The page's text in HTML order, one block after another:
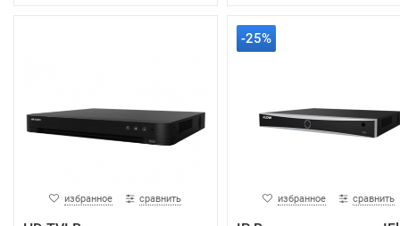
избранное сравнить
-25%
избранное сравнить